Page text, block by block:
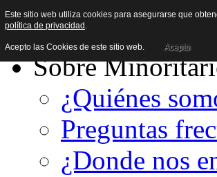
Sobre
¿Quiénes
Preguntas
¿Donde nos
Este sitio web utiliza cookies para asegurarse que
política de privacidad .
Acepto las Cookies de este sitio web. Acepto